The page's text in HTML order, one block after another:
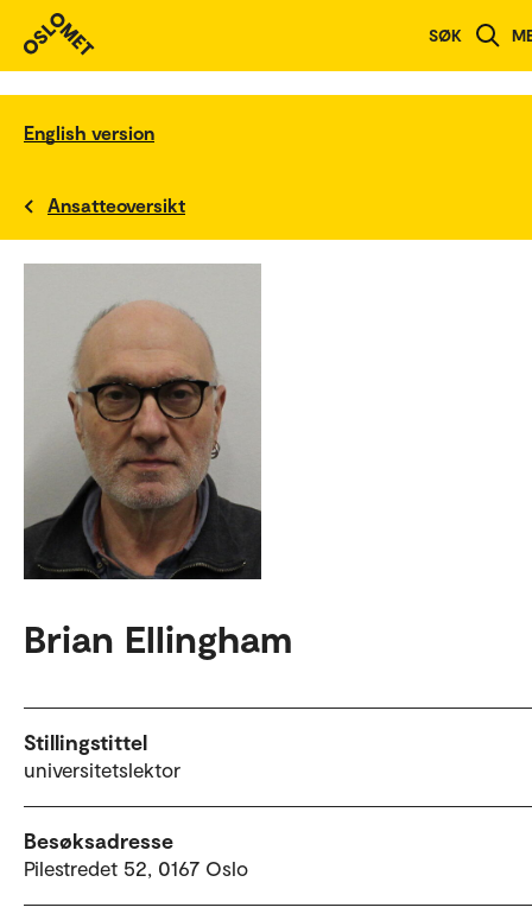
SØK
English version
Ansatteoversikt
Brian Ellingham
Stillingstittel
universitetslektor
Besøksadresse
Pilestredet 52, 0167 Oslo